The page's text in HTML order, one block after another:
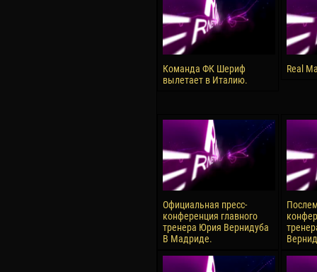
Команда ФК Шериф
вылетает в Италию.
Real
Официальная пресс-
конференция главного
тренера Юрия Вернидуба
В Мадриде.